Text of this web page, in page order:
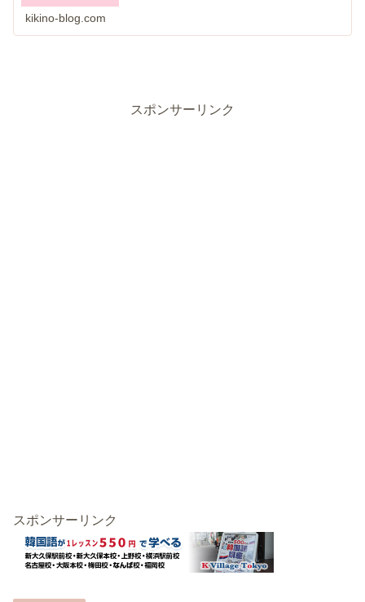
kikino-blog.com
スポンサーリンク
スポンサーリンク